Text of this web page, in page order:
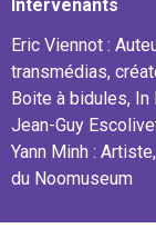
Intervenants
Eric Viennot :
transmédias,
Boite à bidules,
Jean-Guy
Yann Minh :
du Noomuseum